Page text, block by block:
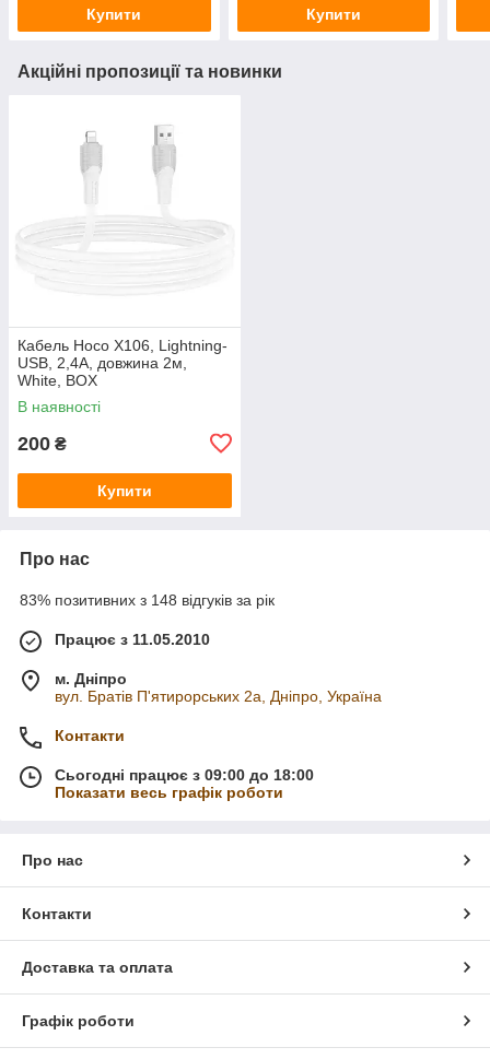
Купити Купити
Акційні пропозиції та новинки
Кабель Hoco X106, Lightning-
USB, 2,4A, довжина 2м,
White, BOX
В наявності
200 ₴
Купити
Про нас
83% позитивних з 148 відгуків за рік
Працює з 11.05.2010
м. Дніпро
вул. Братів П'ятирорських 2а, Дніпро, Україна
Контакти
Сьогодні працює з 09:00 до 18:00
Показати весь графік роботи
Про нас
Контакти
Доставка та оплата
Графік роботи